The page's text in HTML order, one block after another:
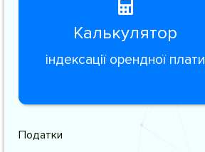
Калькулятор
індексації орендної плати
Податки